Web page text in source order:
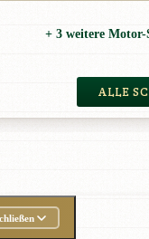
+ 3 weitere Motor-
ALLE